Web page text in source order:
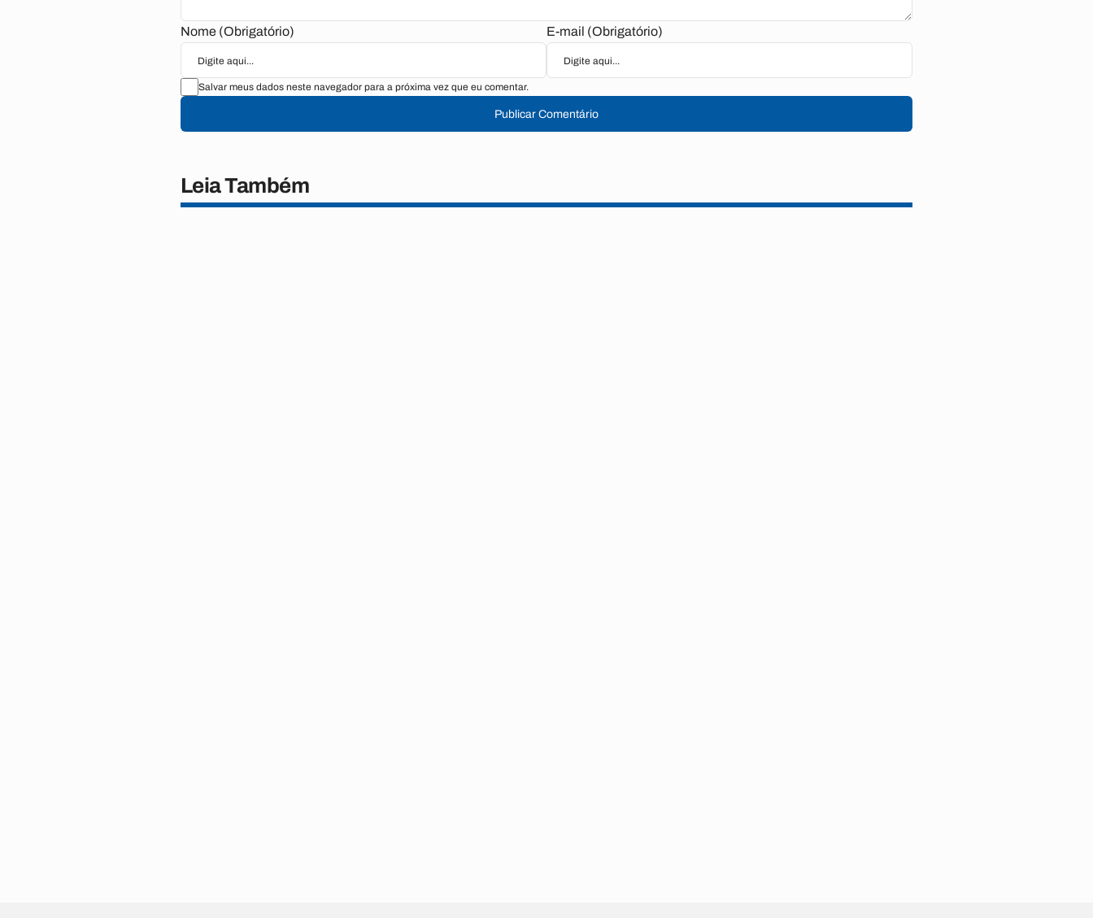
Nome (Obrigatório) E-mail (Obrigatório)
Salvar meus dados neste navegador para a próxima vez que eu comentar.
Publicar Comentário
Leia Também